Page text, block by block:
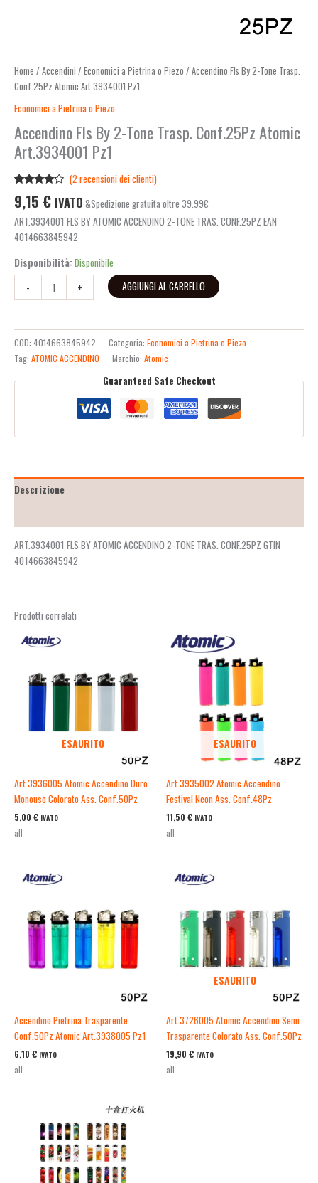
Home / Accendini / Economici a Pietrina o Piezo / Accendino Fls By 2-Tone Trasp.
Conf.25Pz Atomic Art.3934001 Pz1
Economici a Pietrina o Piezo
Accendino Fls By 2-Tone Trasp. Conf.25Pz Atomic
Art.3934001 Pz1
4.00 su
5 su
base di
(2 recensioni dei clienti)
9,15 € IVATO &Spedizione gratuita oltre 39.99€
ART.3934001 FLS BY ATOMIC ACCENDINO 2-TONE TRAS. CONF.25PZ EAN
4014663845942
Disponibilità:Disponibile
-
+ AGGIUNGI AL CARRELLO
COD: 4014663845942 Categoria: Economici a Pietrina o Piezo
Tag: ATOMIC ACCENDINO Marchio: Atomic
Guaranteed Safe Checkout
Descrizione
ART.3934001 FLS BY ATOMIC ACCENDINO 2-TONE TRAS. CONF.25PZ GTIN
4014663845942
Prodotti correlati
ESAURITO
Art.3936005 Atomic Accendino Duro
Monouso Colorato Ass. Conf.50Pz
5,00 € IVATO
all
ESAURITO
Art.3935002 Atomic Accendino
Festival Neon Ass. Conf.48Pz
11,50 € IVATO
all
Accendino Pietrina Trasparente
Conf.50Pz Atomic Art.3938005 Pz1
6,10 € IVATO
all
ESAURITO
Art.3726005 Atomic Accendino Semi
Trasparente Colorato Ass. Conf.50Pz
19,90 € IVATO
all